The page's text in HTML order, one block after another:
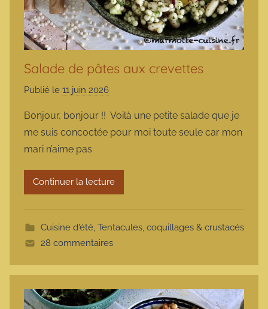
Salade de pâtes aux crevettes
Publié le 11 juin 2026
m
r
m
t
e
Bonjour, bonjour !! Voilà une petite salade que je
me suis concoctée pour moi toute seule car mon
mari n’aime pas
Continuer la lecture
Cuisine d'été, Tentacules, coquillages & crustacés
28 commentaires